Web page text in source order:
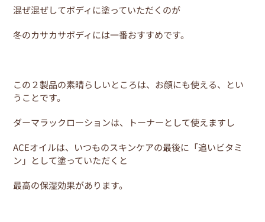
混ぜ混ぜしてボディに塗っていただくのが
冬のカサカサボディには一番おすすめです。
この２製品の素晴らしいところは、お顔にも使える、とい
うことです。
ダーマラックローションは、トーナーとして使えますし
ACEオイルは、いつものスキンケアの最後に「追いビタミ
ン」として塗っていただくと
最高の保湿効果があります。